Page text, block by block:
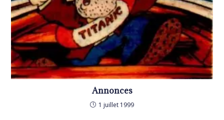
Annonces
1 juillet 1999